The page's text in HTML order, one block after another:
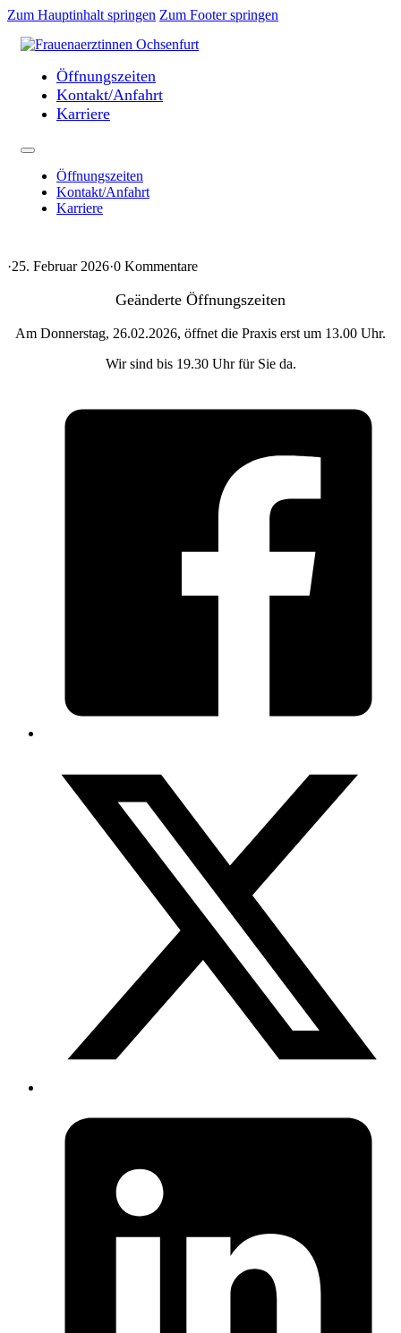
Zum Hauptinhalt springen Zum Footer springen
Öffnungszeiten
Kontakt/Anfahrt
Karriere
Öffnungszeiten
Kontakt/Anfahrt
Karriere
·25. Februar 2026·0 Kommentare
Geänderte Öffnungszeiten
Am Donnerstag, 26.02.2026, öffnet die Praxis erst um 13.00 Uhr.
Wir sind bis 19.30 Uhr für Sie da.